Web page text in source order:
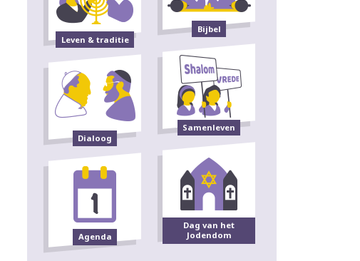
Leven & traditie
Bijbel
Dialoog
Samenleven
Agenda
Dag van het
Jodendom